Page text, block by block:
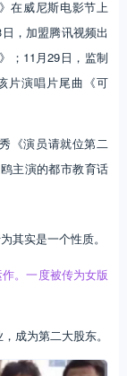
在威尼斯电影节上
，加盟腾讯视频出
；11月29日，监制
片演唱片尾曲《可
《演员请就位第二
主演的都市教育话
其实是一个性质。
。一度被传为女版
成为第二大股东。